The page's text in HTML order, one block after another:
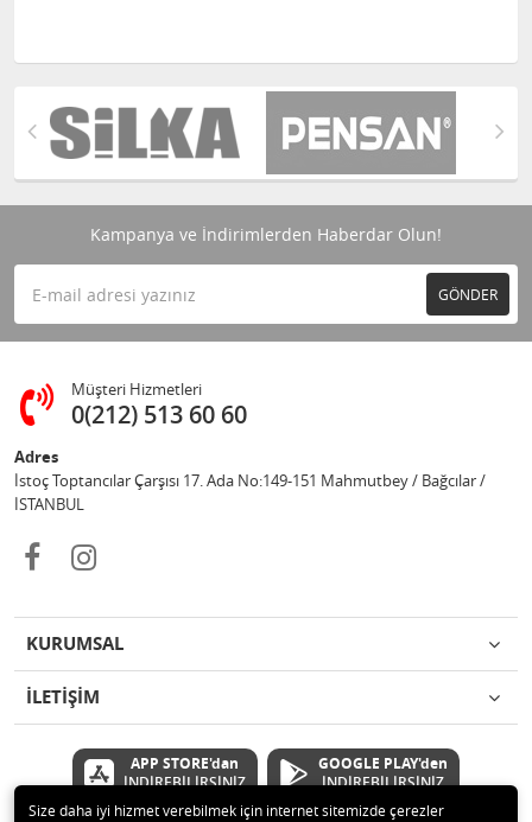
Kampanya ve İndirimlerden Haberdar Olun!
GÖNDER
Müşteri Hizmetleri
0(212) 513 60 60
Adres
İstoç Toptancılar Çarşısı 17. Ada No:149-151 Mahmutbey / Bağcılar /
İSTANBUL
KURUMSAL
İLETİŞİM
APP STORE'dan
İNDİREBİLİRSİNİZ
GOOGLE PLAY'den
İNDİREBİLİRSİNİZ
Size daha iyi hizmet verebilmek için internet sitemizde çerezler